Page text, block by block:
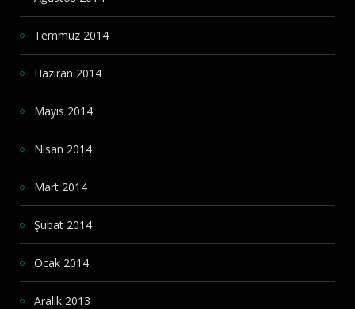
Temmuz 2014
Haziran 2014
Mayıs 2014
Nisan 2014
Mart 2014
Şubat 2014
Ocak 2014
Aralık 2013